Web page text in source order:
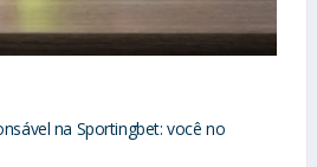
na Sportingbet: você no